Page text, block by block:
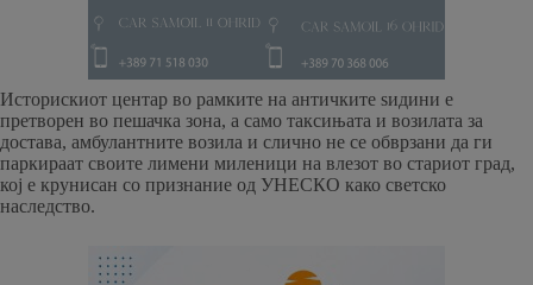
Историскиот центар во рамките на античките ѕидини е
претворен во пешачка зона, а само таксињата и возилата за
достава, амбулантните возила и слично не се обврзани да ги
паркираат своите лимени миленици на влезот во стариот град,
кој е крунисан со признание од УНЕСКО како светско
наследство.